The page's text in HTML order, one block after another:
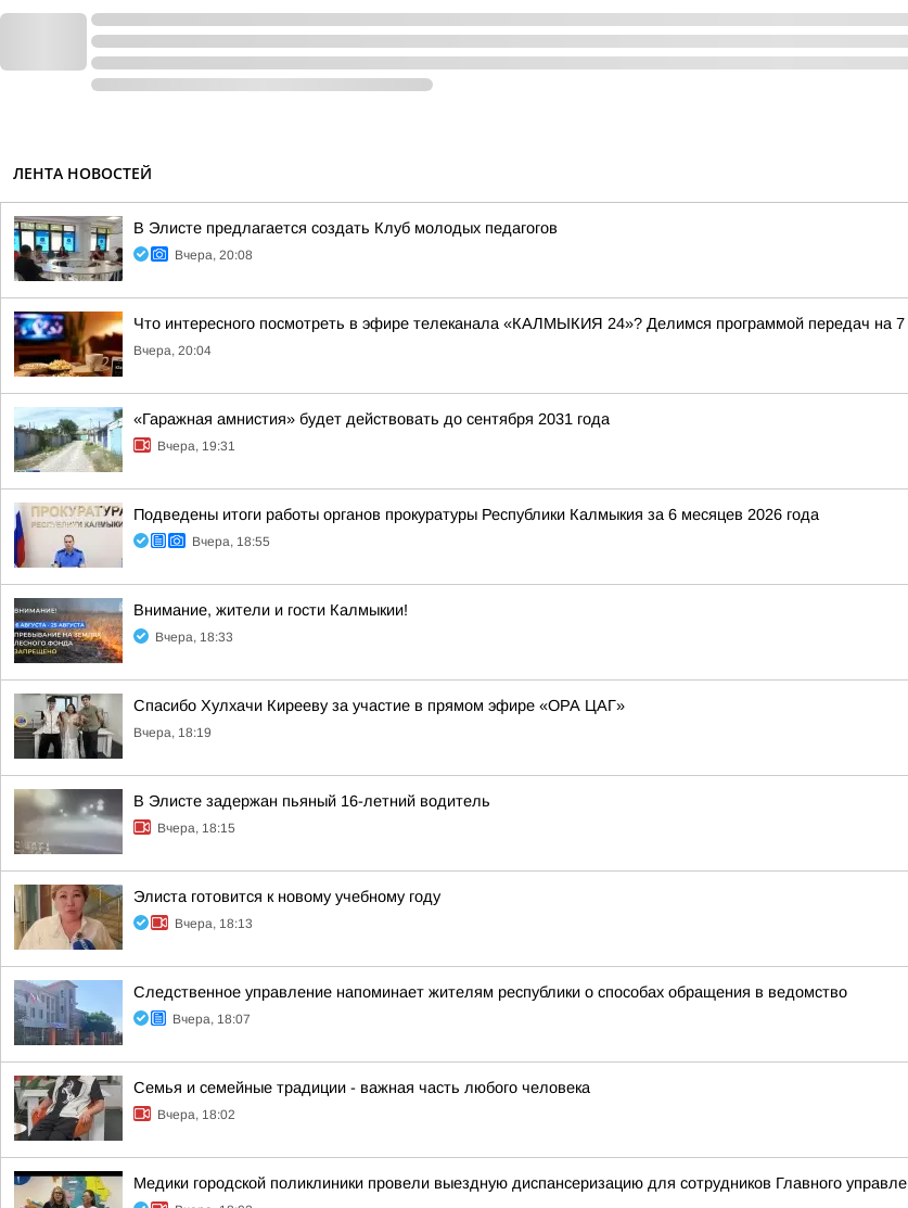
ЛЕНТА НОВОСТЕЙ
В Элисте предлагается создать Клуб молодых педагогов
Вчера, 20:08
Что интересного посмотреть в эфире телеканала «КАЛМЫКИЯ 24»? Делимся программой передач на 7
Вчера, 20:04
«Гаражная амнистия» будет действовать до сентября 2031 года
Вчера, 19:31
Подведены итоги работы органов прокуратуры Республики Калмыкия за 6 месяцев 2026 года
Вчера, 18:55
Внимание, жители и гости Калмыкии!
Вчера, 18:33
Спасибо Хулхачи Кирееву за участие в прямом эфире «ОРА ЦАГ»
Вчера, 18:19
В Элисте задержан пьяный 16-летний водитель
Вчера, 18:15
Элиста готовится к новому учебному году
Вчера, 18:13
Следственное управление напоминает жителям республики о способах обращения в ведомство
Вчера, 18:07
Семья и семейные традиции - важная часть любого человека
Вчера, 18:02
Медики городской поликлиники провели выездную диспансеризацию для сотрудников Главного